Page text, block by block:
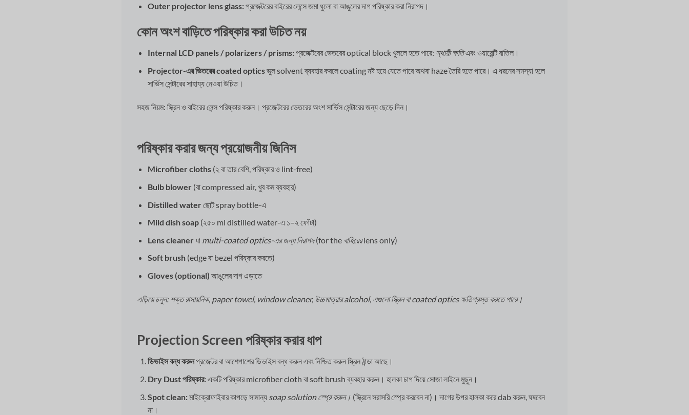
Outer projector lens glass:প্রজেক্টরের বাইরের লেন্সে জমা ধুলো বা আঙুলের দাগ পরিষ্কার করা নিরাপদ।
কোন অংশ বাড়িতে পরিষ্কার করা উচিত নয়
Internal LCD panels / polarizers / prisms:প্রজেক্টরের ভেতরের optical block খুললে হতে পারে: স্থায়ী ক্ষতিএবং ওয়ারেন্টি বাতিল।
Projector-এর ভিতরের coated opticsভুল solvent ব্যবহার করলে coating নষ্ট হয়ে যেতে পারে অথবা haze তৈরি হতে পারে। এ ধরনের সমস্যা হলে
সার্ভিস সেন্টারের সাহায্য নেওয়া উচিত।
সহজ নিয়ম: স্ক্রিন ও বাইরের লেন্স পরিষ্কার করুন। প্রজেক্টরের ভেতরের অংশ সার্ভিস সেন্টারের জন্য ছেড়ে দিন।
পরিষ্কার করার জন্য প্রয়োজনীয় জিনিস
Microfiber cloths(২ বা তার বেশি, পরিষ্কার ও lint-free)
Bulb blower(বা compressed air, খুব কম ব্যবহার)
Distilled waterছোট spray bottle-এ
Mild dish soap(২৫০ ml distilled water-এ ১–২ ফোঁটা)
Lens cleanerযা multi-coated optics-এর জন্য নিরাপদ(for the বাহিরেরlens only)
Soft brush(edge বা bezel পরিষ্কার করতে)
Gloves (optional) আঙুলের দাগ এড়াতে
এড়িয়ে চলুন: শক্ত রাসায়নিক, paper towel, window cleaner, উচ্চমাত্রার alcohol, এগুলো স্ক্রিন বা coated optics ক্ষতিগ্রস্ত করতে পারে।
Projection Screen পরিষ্কার করার ধাপ
ডিভাইস বন্ধ করুনপ্রজেক্টর বা আশেপাশের ডিভাইস বন্ধ করুন এবং নিশ্চিত করুন স্ক্রিন ঠান্ডা আছে।
Dry Dust পরিষ্কার:একটি পরিষ্কার microfiber cloth বা soft brush ব্যবহার করুন। হালকা চাপ দিয়ে সোজা লাইনে মুছুন।
Spot clean:মাইক্রোফাইবার কাপড়ে সামান্য soap solution স্প্রে করুন। (স্ক্রিনে সরাসরি স্প্রে করবেন না)। দাগের উপর হালকা করে dab করুন, ঘষবেন
না।